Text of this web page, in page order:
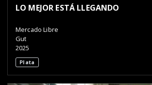
LO MEJOR ESTÁ LLEGANDO
Mercado Libre
Gut
2025
Plata